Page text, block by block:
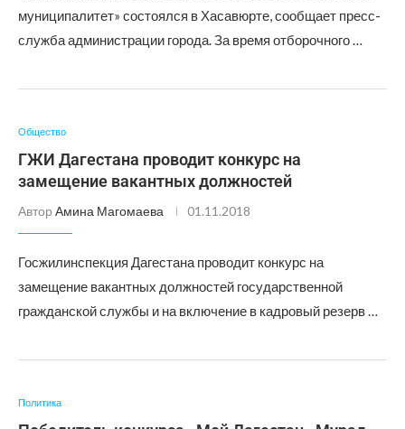
муниципалитет» состоялся в Хасавюрте, сообщает пресс-
служба администрации города. За время отборочного …
Общество
ГЖИ Дагестана проводит конкурс на
замещение вакантных должностей
Автор Амина Магомаева 01.11.2018
Госжилинспекция Дагестана проводит конкурс на
замещение вакантных должностей государственной
гражданской службы и на включение в кадровый резерв …
Политика